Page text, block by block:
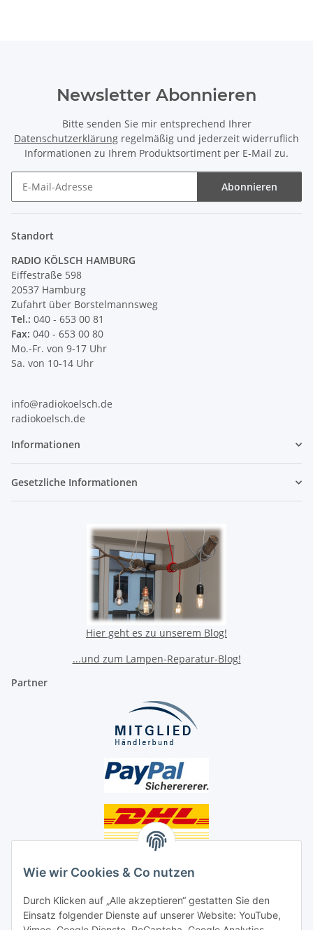
Wie wir Cookies & Co nutzen
Durch Klicken auf „Alle akzeptieren“ gestatten Sie den
Einsatz folgender Dienste auf unserer Website: YouTube,
Newsletter Abonnieren
Bitte senden Sie mir entsprechend Ihrer
Datenschutzerklärung regelmäßig und jederzeit widerruflich
Informationen zu Ihrem Produktsortiment per E-Mail zu.
Abonnieren
Standort
RADIO KÖLSCH HAMBURG
Eiffestraße 598
20537 Hamburg
Zufahrt über Borstelmannsweg
Tel.: 040 - 653 00 81
Fax: 040 - 653 00 80
Mo.-Fr. von 9-17 Uhr
Sa. von 10-14 Uhr
info@radiokoelsch.de
radiokoelsch.de
Informationen
Gesetzliche Informationen
Hier geht es zu unserem Blog!
...und zum Lampen-Reparatur-Blog!
Partner
Social Media